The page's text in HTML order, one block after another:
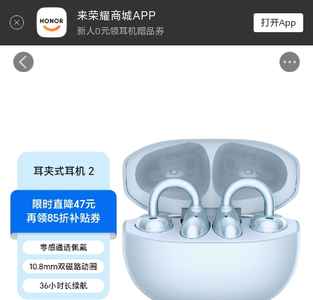
来荣耀商城APP
新人0元领耳机赠品券
打开App